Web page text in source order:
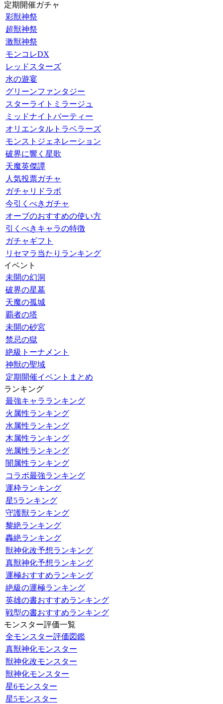
定期開催ガチャ
彩獣神祭
超獣神祭
激獣神祭
モンコレDX
レッドスターズ
水の遊宴
グリーンファンタジー
スターライトミラージュ
ミッドナイトパーティー
オリエンタルトラベラーズ
モンストジェネレーション
破界に響く星歌
天魔英傑譚
人気投票ガチャ
ガチャリドラボ
今引くべきガチャ
オーブのおすすめの使い方
引くべきキャラの特徴
ガチャギフト
リセマラ当たりランキング
イベント
未開の幻洞
破界の星墓
天魔の孤城
覇者の塔
未開の砂宮
禁忌の獄
絶級トーナメント
神獣の聖域
定期開催イベントまとめ
ランキング
最強キャラランキング
火属性ランキング
水属性ランキング
木属性ランキング
光属性ランキング
闇属性ランキング
コラボ最強ランキング
運枠ランキング
星5ランキング
守護獣ランキング
黎絶ランキング
轟絶ランキング
獣神化改予想ランキング
真獣神化予想ランキング
運極おすすめランキング
絶級の運極ランキング
英雄の書おすすめランキング
戦型の書おすすめランキング
モンスター評価一覧
全モンスター評価図鑑
真獣神化モンスター
獣神化改モンスター
獣神化モンスター
星6モンスター
星5モンスター